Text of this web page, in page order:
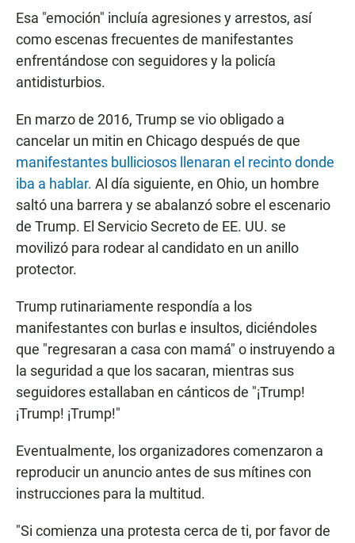
Esa "emoción" incluía agresiones y arrestos, así
como escenas frecuentes de manifestantes
enfrentándose con seguidores y la policía
antidisturbios.
En marzo de 2016, Trump se vio obligado a
cancelar un mitin en Chicago después de que
manifestantes bulliciosos llenaran el recinto donde
iba a hablar. Al día siguiente, en Ohio, un hombre
saltó una barrera y se abalanzó sobre el escenario
de Trump. El Servicio Secreto de EE. UU. se
movilizó para rodear al candidato en un anillo
protector.
Trump rutinariamente respondía a los
manifestantes con burlas e insultos, diciéndoles
que "regresaran a casa con mamá" o instruyendo a
la seguridad a que los sacaran, mientras sus
seguidores estallaban en cánticos de "¡Trump!
¡Trump! ¡Trump!"
Eventualmente, los organizadores comenzaron a
reproducir un anuncio antes de sus mítines con
instrucciones para la multitud.
"Si comienza una protesta cerca de ti, por favor de